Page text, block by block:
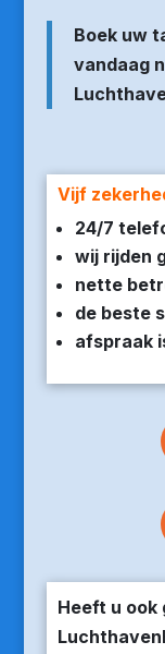
Boek uw
vandaag
Vijf
24/7
wij rijden
nette
de beste
afspraak
Heeft u ook